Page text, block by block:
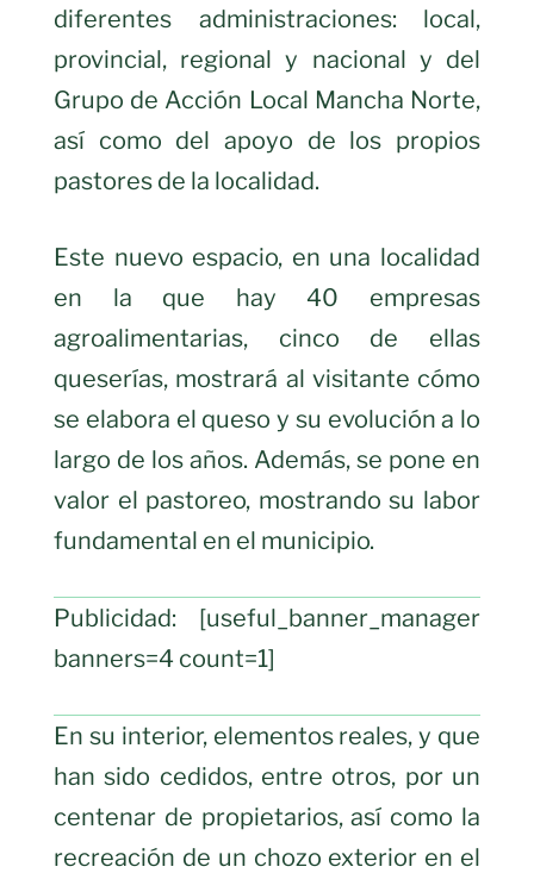
diferentes administraciones: local,
provincial, regional y nacional y del
Grupo de Acción Local Mancha Norte,
así como del apoyo de los propios
pastores de la localidad.
Este nuevo espacio, en una localidad
en la que hay 40 empresas
agroalimentarias, cinco de ellas
queserías, mostrará al visitante cómo
se elabora el queso y su evolución a lo
largo de los años. Además, se pone en
valor el pastoreo, mostrando su labor
fundamental en el municipio.
Publicidad: [useful_banner_manager
banners=4 count=1]
En su interior, elementos reales, y que
han sido cedidos, entre otros, por un
centenar de propietarios, así como la
recreación de un chozo exterior en el